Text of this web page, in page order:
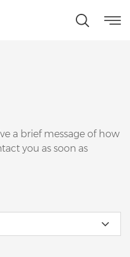
a brief message of how
you as soon as